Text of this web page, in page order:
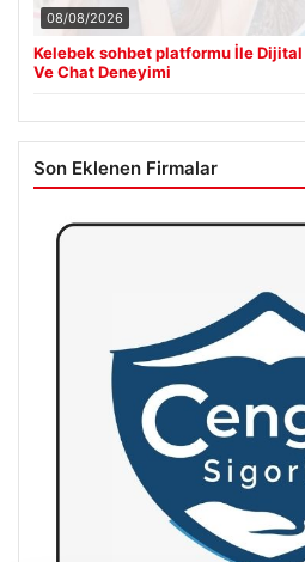
08/08/2026
Kelebek sohbet platformu İle
Ve Chat Deneyimi
Son Eklenen Firmalar